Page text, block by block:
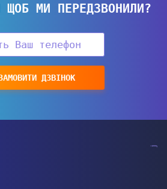
МИ ПЕРЕДЗВОНИЛИ?
ДЗВІНОК